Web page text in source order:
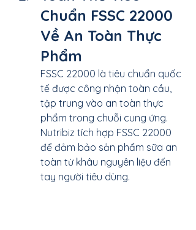
Chuẩn FSSC 22000
Về An Toàn Thực
Phẩm
FSSC 22000 là tiêu chuẩn quốc
tế được công nhận toàn cầu,
tập trung vào an toàn thực
phẩm trong chuỗi cung ứng.
Nutribiz tích hợp FSSC 22000
để đảm bảo sản phẩm sữa an
toàn từ khâu nguyên liệu đến
tay người tiêu dùng.